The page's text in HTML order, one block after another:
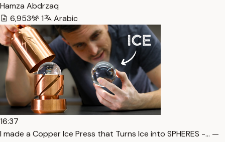
Hamza Abdrzaq
6,953
1 Arabic
16:37
I made a Copper Ice Press that Turns Ice into SPHERES -… —